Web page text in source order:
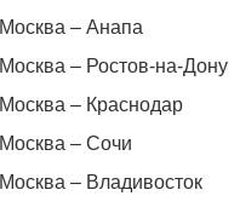
Москва – Анапа
Москва – Ростов-на-Дону
Москва – Краснодар
Москва – Сочи
Москва – Владивосток